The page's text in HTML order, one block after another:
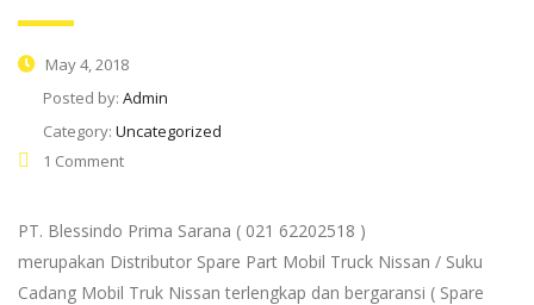
May 4, 2018
Posted by: Admin
Category: Uncategorized
1 Comment
PT. Blessindo Prima Sarana ( 021 62202518 )
merupakan Distributor Spare Part Mobil Truck Nissan / Suku
Cadang Mobil Truk Nissan terlengkap dan bergaransi ( Spare